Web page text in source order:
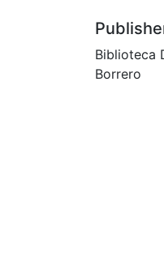
Biblioteca
Borrero